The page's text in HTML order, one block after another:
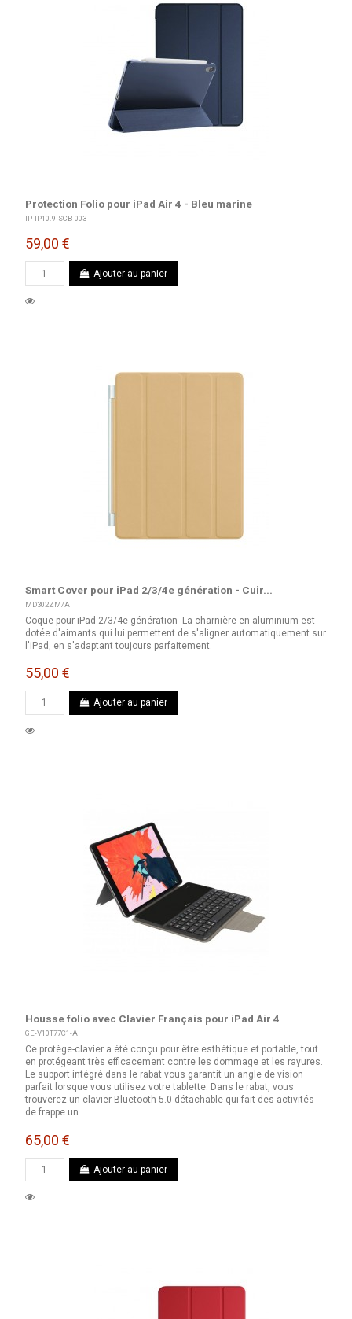
Protection Folio pour iPad Air 4 - Bleu marine
IP-IP10.9-SCB-003
59,00 €
Ajouter au panier
Smart Cover pour iPad 2/3/4e génération - Cuir...
MD302ZM/A
Coque pour iPad 2/3/4e génération La charnière en aluminium est
dotée d'aimants qui lui permettent de s'aligner automatiquement sur
l'iPad, en s'adaptant toujours parfaitement.
55,00 €
Ajouter au panier
Housse folio avec Clavier Français pour iPad Air 4
GE-V10T77C1-A
Ce protège-clavier a été conçu pour être esthétique et portable, tout
en protégeant très efficacement contre les dommage et les rayures.
Le support intégré dans le rabat vous garantit un angle de vision
parfait lorsque vous utilisez votre tablette. Dans le rabat, vous
trouverez un clavier Bluetooth 5.0 détachable qui fait des activités
de frappe un...
65,00 €
Ajouter au panier